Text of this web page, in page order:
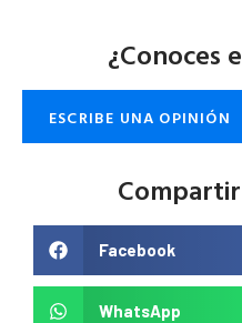
¿Conoces
ESCRIBE UNA OPINIÓN
Facebook
WhatsApp